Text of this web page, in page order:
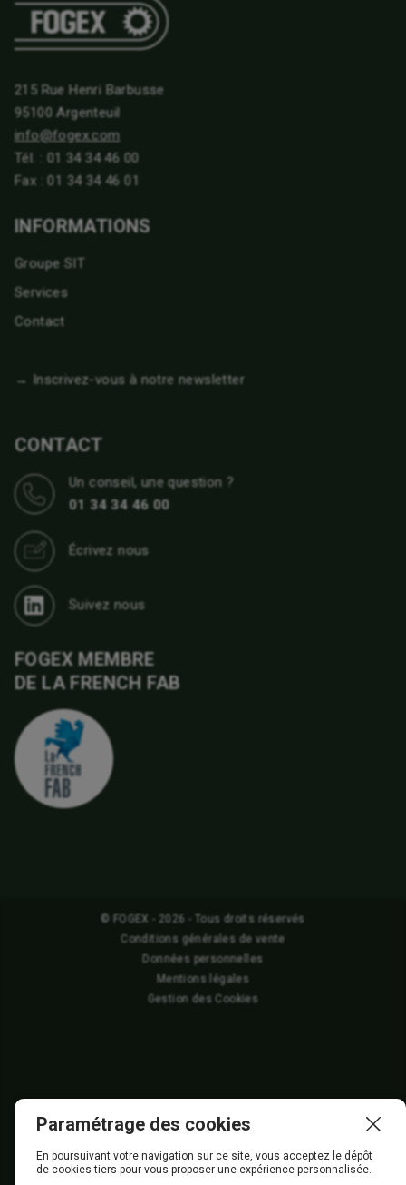
215 Rue Henri Barbusse
95100 Argenteuil
info@fogex.com
Tél. : 01 34 34 46 00
Fax : 01 34 34 46 01
INFORMATIONS
Groupe SIT
Services
Contact
→ Inscrivez-vous à notre newsletter
CONTACT
Un conseil, une question ?
01 34 34 46 00
Écrivez nous
Suivez nous
FOGEX MEMBRE
DE LA FRENCH FAB
© FOGEX - 2026 - Tous droits réservés
Conditions générales de vente
Données personnelles
Mentions légales
Gestion des Cookies
Paramétrage des cookies
En poursuivant votre navigation sur ce site, vous acceptez le dépôt
de cookies tiers pour vous proposer une expérience personnalisée.